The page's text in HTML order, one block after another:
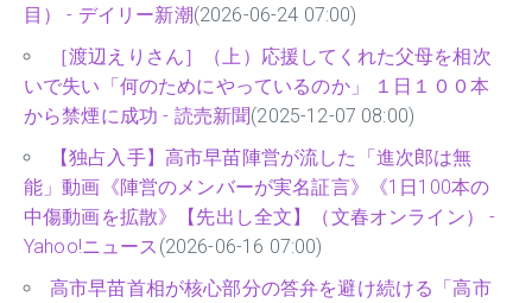
目） - デイリー新潮(2026-06-24 07:00)
［渡辺えりさん］（上）応援してくれた父母を相次
いで失い「何のためにやっているのか」 １日１００本
から禁煙に成功 - 読売新聞(2025-12-07 08:00)
【独占入手】高市早苗陣営が流した「進次郎は無
能」動画《陣営のメンバーが実名証言》《1日100本の
中傷動画を拡散》【先出し全文】（文春オンライン） -
Yahoo!ニュース (2026-06-16 07:00)
高市早苗首相が核心部分の答弁を避け続ける「高市